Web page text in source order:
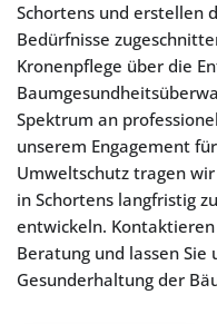
Schortens und erstellen
Bedürfnisse
Kronenpflege über die
Spektrum an
unserem Engagement
Umweltschutz tragen
in Schortens langfristig
entwickeln.
Beratung und lassen Sie
Gesunderhaltung der